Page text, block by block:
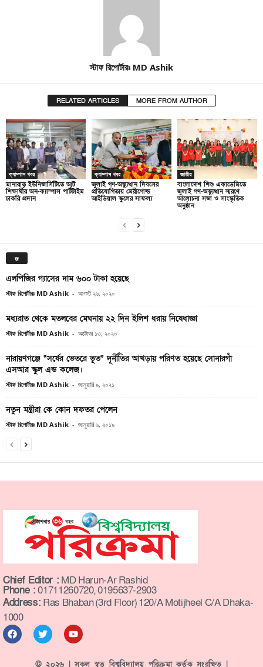
স্টাফ রিপোর্টারঃ MD Ashik
RELATED ARTICLES MORE FROM AUTHOR
ক্যাম্পাস খবর
মানারাত ইউনিভার্সিটিতে আট
শিক্ষার্থীর অন-ক্যাম্পাস পার্টটাইম
চাকরি প্রদান
ক্যাম্পাস খবর
জুলাই গণ-অভ্যুত্থান দিবসের
প্রতিযোগিতায় মেরীগোল্ড
আইডিয়াল স্কুলের সাফল্য
জাতীয়
বাংলাদেশ শিশু একাডেমিতে
জুলাই গণ-অভ্যুত্থান স্মরণে
আলোচনা সভা ও সাংস্কৃতিক
অনুষ্ঠান
জ
এলপিজির গ্যাসের দাম ৬০০ টাকা হয়েছে
স্টাফ রিপোর্টারঃ MD Ashik - আগস্ট ২৬, ২০২০
মধ্যরাত থেকে মতলবের মেঘনায় ২২ দিন ইলিশ ধরায় নিষেধাজ্ঞা
স্টাফ রিপোর্টারঃ MD Ashik - অক্টোবর ১৩, ২০২০
নারায়ণগঞ্জে “সর্ষের ভেতরে ভূত” দূর্নীতির আখড়ায় পরিণত হয়েছে সোনারগাঁ
এসআর স্কুল এন্ড কলেজ।
স্টাফ রিপোর্টারঃ MD Ashik - জানুয়ারি ৯, ২০২১
নতুন মন্ত্রীরা কে কোন দফতর পেলেন
স্টাফ রিপোর্টারঃ MD Ashik - জানুয়ারি ৬, ২০১৯
Chief Editor : MD Harun-Ar Rashid
Phone :01711260720, 0195637-2903
Address: Ras Bhaban (3rd Floor) 120/A Motijheel C/A Dhaka-
1000
© ২০২৬ | সকল স্বত্ব বিশ্ববিদ্যালয় পরিক্রমা কর্তৃক সংরক্ষিত |